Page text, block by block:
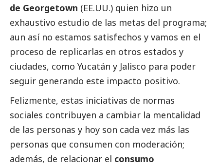
de Georgetown (EE.UU.) quien hizo un
exhaustivo estudio de las metas del programa;
aun así no estamos satisfechos y vamos en el
proceso de replicarlas en otros estados y
ciudades, como Yucatán y Jalisco para poder
seguir generando este impacto positivo.
Felizmente, estas iniciativas de normas
sociales contribuyen a cambiar la mentalidad
de las personas y hoy son cada vez más las
personas que consumen con moderación;
además, de relacionar el consumo